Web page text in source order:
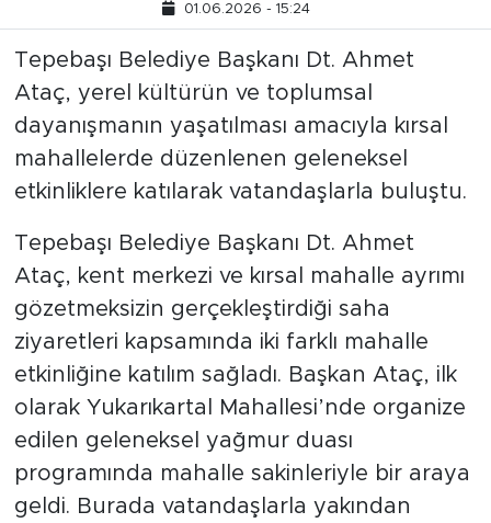
01.06.2026 - 15:24
Tepebaşı Belediye Başkanı Dt. Ahmet
Ataç, yerel kültürün ve toplumsal
dayanışmanın yaşatılması amacıyla kırsal
mahallelerde düzenlenen geleneksel
etkinliklere katılarak vatandaşlarla buluştu.
Tepebaşı Belediye Başkanı Dt. Ahmet
Ataç, kent merkezi ve kırsal mahalle ayrımı
gözetmeksizin gerçekleştirdiği saha
ziyaretleri kapsamında iki farklı mahalle
etkinliğine katılım sağladı. Başkan Ataç, ilk
olarak Yukarıkartal Mahallesi’nde organize
edilen geleneksel yağmur duası
programında mahalle sakinleriyle bir araya
geldi. Burada vatandaşlarla yakından